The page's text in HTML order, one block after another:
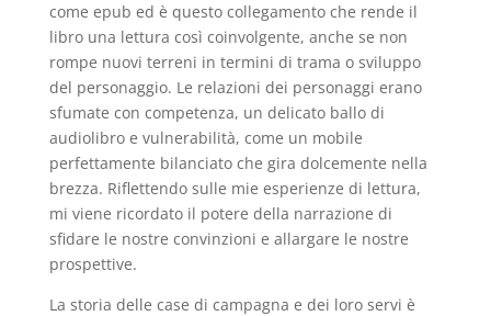
come epub ed è questo collegamento che rende il
libro una lettura così coinvolgente, anche se non
rompe nuovi terreni in termini di trama o sviluppo
del personaggio. Le relazioni dei personaggi erano
sfumate con competenza, un delicato ballo di
audiolibro e vulnerabilità, come un mobile
perfettamente bilanciato che gira dolcemente nella
brezza. Riflettendo sulle mie esperienze di lettura,
mi viene ricordato il potere della narrazione di
sfidare le nostre convinzioni e allargare le nostre
prospettive.
La storia delle case di campagna e dei loro servi è